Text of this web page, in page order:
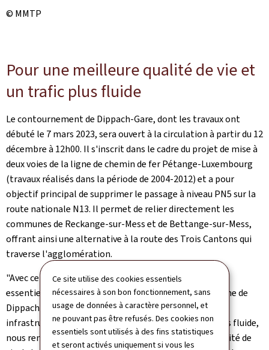
Ce site utilise des cookies essentiels
nécessaires à son bon fonctionnement, sans
usage de données à caractère personnel, et
ne pouvant pas être refusés. Des cookies non
essentiels sont utilisés à des fins statistiques
et seront activés uniquement si vous les
© MMTP
Pour une meilleure qualité de vie et
un trafic plus fluide
Le contournement de Dippach-Gare, dont les travaux ont
débuté le 7 mars 2023, sera ouvert à la circulation à partir du 12
décembre à 12h00. Il s'inscrit dans le cadre du projet de mise à
deux voies de la ligne de chemin de fer Pétange-Luxembourg
(travaux réalisés dans la période de 2004-2012) et a pour
objectif principal de supprimer le passage à niveau PN5 sur la
route nationale N13. Il permet de relier directement les
communes de Reckange-sur-Mess et de Bettange-sur-Mess,
offrant ainsi une alternative à la route des Trois Cantons qui
traverse l'agglomération.
"Avec ce contournement, nous franchissons une étape
essentielle pour améliorer la mobilité dans la commune de
Dippach et ses environs. Aujourd'hui, grâce à cette
infrastructure moderne, nous souhaitons un trafic plus fluide,
nous renforçons la sécurité et nous améliorons la qualité de